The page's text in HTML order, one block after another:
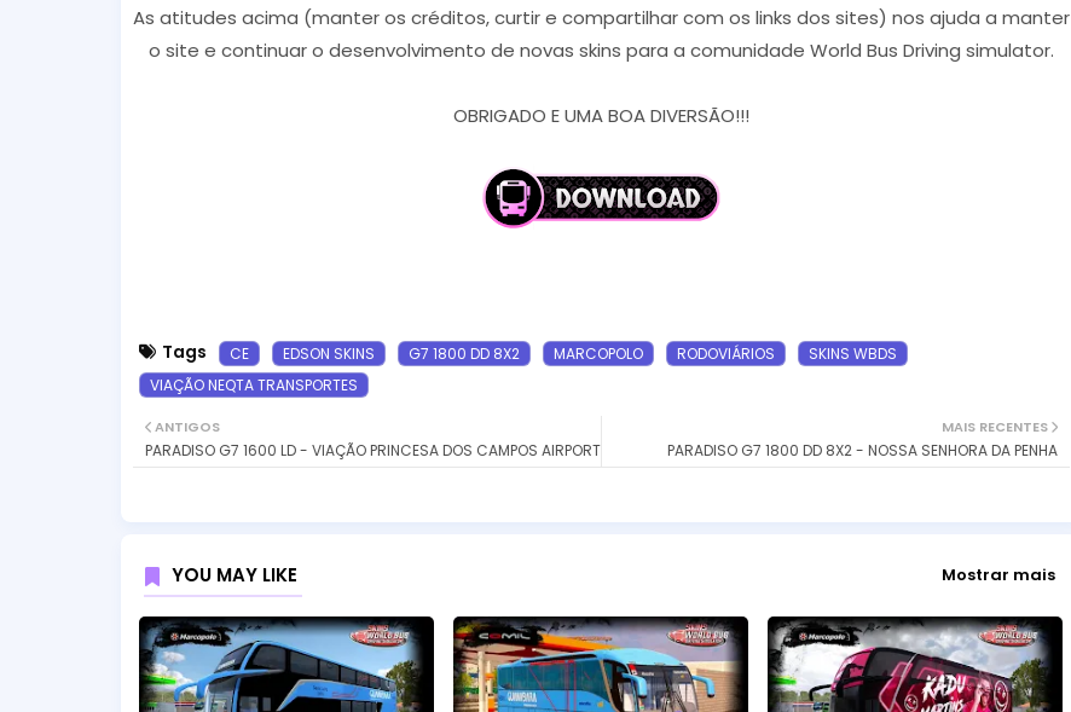
As atitudes acima (manter os créditos, curtir e compartilhar com os links dos sites) nos ajuda a manter
o site e continuar o desenvolvimento de novas skins para a comunidade World Bus Driving simulator.
OBRIGADO E UMA BOA DIVERSÃO!!!
Tags CE EDSON SKINS G7 1800 DD 8X2 MARCOPOLO RODOVIÁRIOS
SKINS WBDS
VIAÇÃO NEQTA TRANSPORTES
MAIS RECENTES
PARADISO G7 1800 DD 8X2 - NOSSA SENHORA DA PENHA
ANTIGOS
PARADISO G7 1600 LD - VIAÇÃO PRINCESA DOS CAMPOS AIRPORT
YOU MAY LIKE Mostrar mais